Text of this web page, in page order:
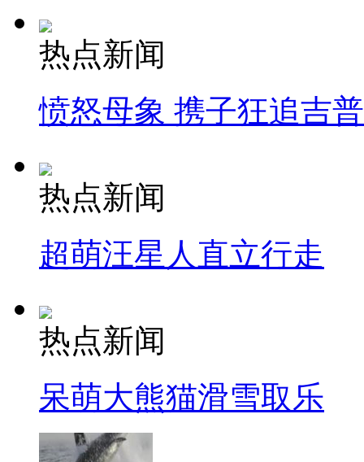
热点新闻
愤怒母象 携子狂追吉
热点新闻
超萌汪星人直立行走
热点新闻
呆萌大熊猫滑雪取乐